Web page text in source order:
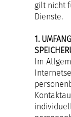
gilt nicht
Dienste.
1.
Im